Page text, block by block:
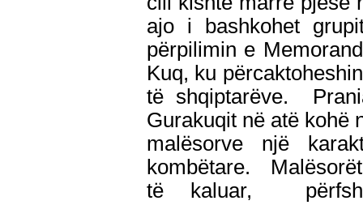
ajo i bashkohet
përpilimin e
Kuq, ku
të shqiptarëve.
Gurakuqit në atë kohë
malësorve një
kombëtare.
të kaluar,